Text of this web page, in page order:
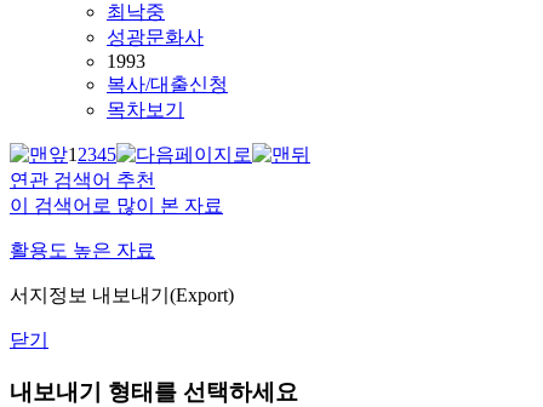
최낙중
성광문화사
1993
복사/대출신청
목차보기
12345
연관 검색어 추천
이 검색어로 많이 본 자료
활용도 높은 자료
서지정보 내보내기(Export)
닫기
내보내기 형태를 선택하세요